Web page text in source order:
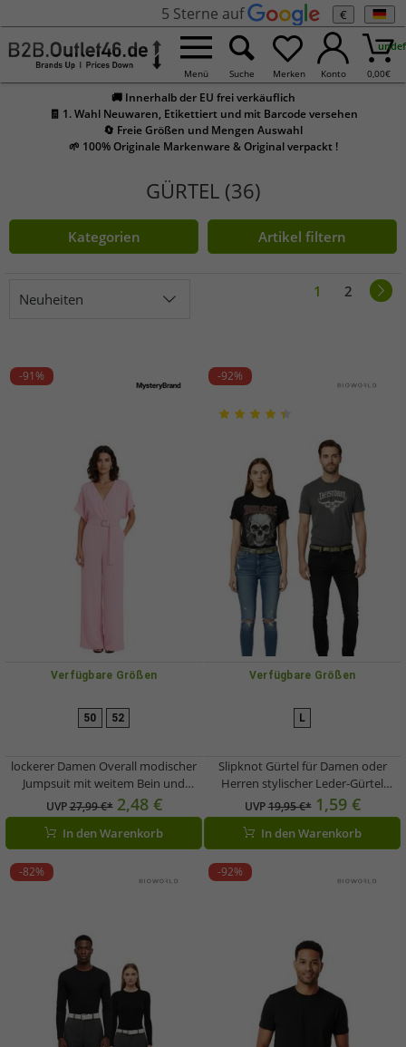
5 Sterne auf €
Menü Suche Merken Konto 0,00€
🚚 Innerhalb der EU frei verkäuflich
🧾 1. Wahl Neuwaren, Etikettiert und mit Barcode versehen
🔄 Freie Größen und Mengen Auswahl
🌱 100% Originale Markenware & Original verpackt !
GÜRTEL (36)
Kategorien Artikel filtern
Neuheiten 1 2
-91%
Verfügbare Größen
50 52
lockerer Damen Overall modischer
Jumpsuit mit weitem Bein und
Bindegürtel Silvester Einteiler
969950 Rosa
UVP27,99 €* 2,48 €
In den Warenkorb
-92%
Verfügbare Größen
L
Slipknot Gürtel für Damen oder
Herren stylischer Leder-Gürtel
Freizeit-Gürtel Olivgrün
UVP19,95 €* 1,59 €
In den Warenkorb
-82% -92%